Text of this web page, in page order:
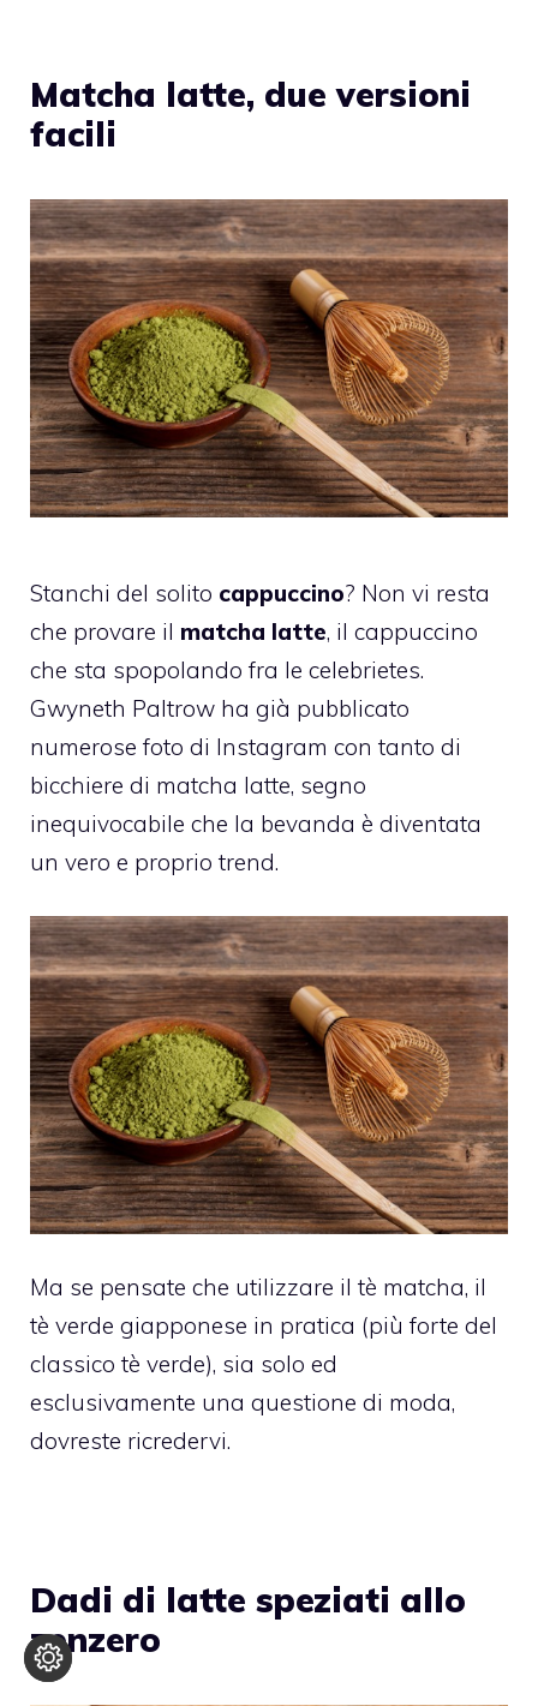
Matcha latte, due versioni
facili
Stanchi del solito cappuccino? Non vi resta
che provare il matcha latte, il cappuccino
che sta spopolando fra le celebrietes.
Gwyneth Paltrow ha già pubblicato
numerose foto di Instagram con tanto di
bicchiere di matcha latte, segno
inequivocabile che la bevanda è diventata
un vero e proprio trend.
Ma se pensate che utilizzare il tè matcha, il
tè verde giapponese in pratica (più forte del
classico tè verde), sia solo ed
esclusivamente una questione di moda,
dovreste ricredervi.
Dadi di latte speziati allo
zenzero